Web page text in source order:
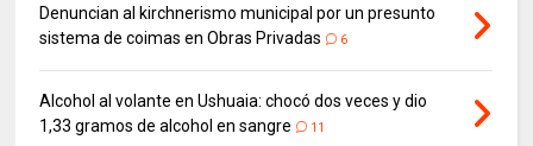
Denuncian al kirchnerismo municipal por un presunto
sistema de coimas en Obras Privadas
6
Alcohol al volante en Ushuaia: chocó dos veces y dio
1,33 gramos de alcohol en sangre
11